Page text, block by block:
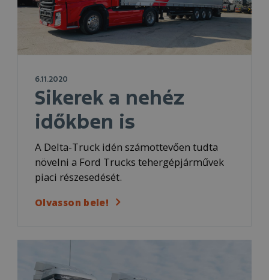
6.11.2020
Sikerek a nehéz
időkben is
A Delta-Truck idén számottevően tudta
növelni a Ford Trucks tehergépjárművek
piaci részesedését.
Olvasson bele!